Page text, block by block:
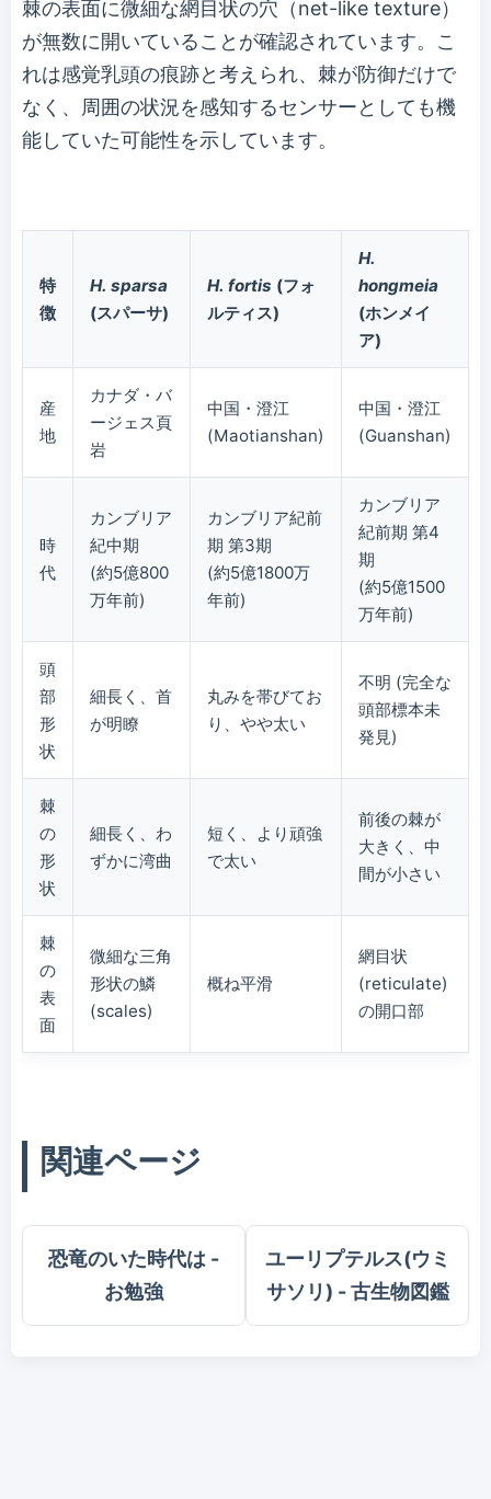
棘の表面に微細な網目状の穴（net-like texture）
が無数に開いていることが確認されています。こ
れは感覚乳頭の痕跡と考えられ、棘が防御だけで
なく、周囲の状況を感知するセンサーとしても機
能していた可能性を示しています。
特
徴
H. sparsa
(スパーサ)
H. fortis (フォ
ルティス)
H.
hongmeia
(ホンメイ
ア)
産
地
カナダ・バ
ージェス頁
岩
中国・澄江
(Maotianshan)
中国・澄江
(Guanshan)
時
代
カンブリア
紀中期
(約5億800
万年前)
カンブリア紀前
期 第3期
(約5億1800万
年前)
カンブリア
紀前期 第4
期
(約5億1500
万年前)
頭
部
形
状
細長く、首
が明瞭
丸みを帯びてお
り、やや太い
不明 (完全な
頭部標本未
発見)
棘
の
形
状
細長く、わ
ずかに湾曲
短く、より頑強
で太い
前後の棘が
大きく、中
間が小さい
棘
の
表
面
微細な三角
形状の鱗
(scales)
概ね平滑
網目状
(reticulate)
の開口部
関連ページ
恐竜のいた時代は -
お勉強
ユーリプテルス(ウミ
サソリ) - 古生物図鑑